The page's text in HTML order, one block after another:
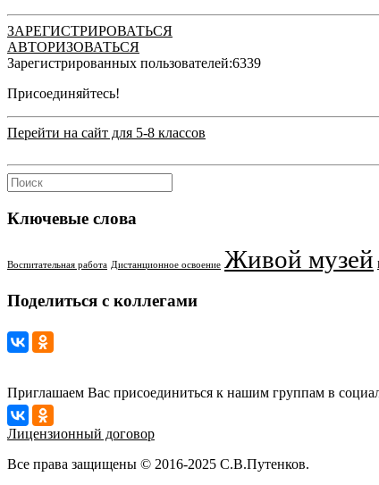
ЗАРЕГИСТРИРОВАТЬСЯ
АВТОРИЗОВАТЬСЯ
Зарегистрированных пользователей:6339
Присоединяйтесь!
Перейти на сайт для 5-8 классов
Ключевые слова
Воспитательная работа Дистанционное освоение Живой музей
Поделиться с коллегами
Приглашаем Вас присоединиться к нашим группам в
Лицензионный договор
Все права защищены © 2016-2025 С.В.Путенков.